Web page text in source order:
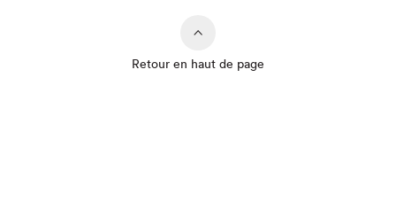
Retour en haut de page